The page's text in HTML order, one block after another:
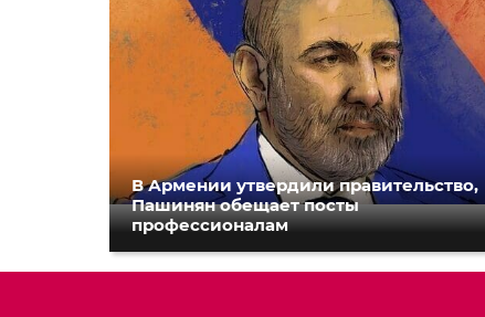
В Армении утвердили правительство,
Пашинян обещает посты
профессионалам